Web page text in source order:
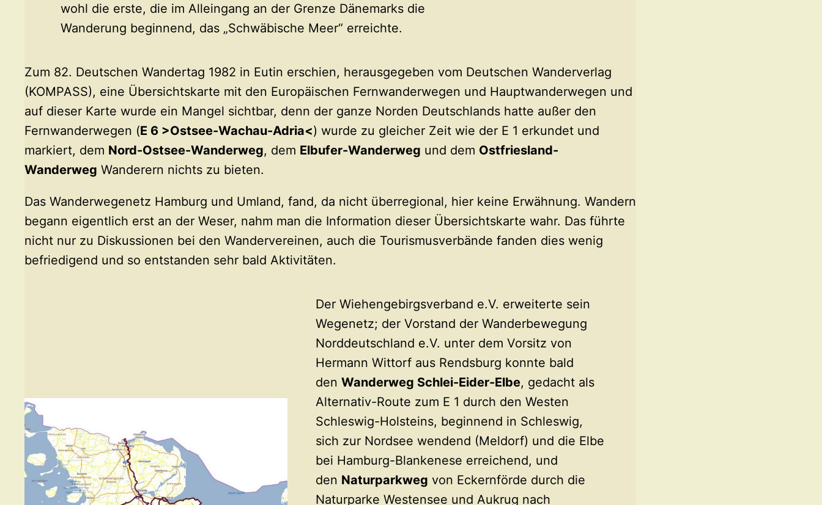
wohl die erste, die im Alleingang an der Grenze Dänemarks die
Wanderung beginnend, das „Schwäbische Meer“ erreichte.
Zum 82. Deutschen Wandertag 1982 in Eutin erschien, herausgegeben vom Deutschen Wanderverlag
(KOMPASS), eine Übersichtskarte mit den Europäischen Fernwanderwegen und Hauptwanderwegen und
auf dieser Karte wurde ein Mangel sichtbar, denn der ganze Norden Deutschlands hatte außer den
Fernwanderwegen (E 6 >Ostsee-Wachau-Adria<) wurde zu gleicher Zeit wie der E 1 erkundet und
markiert, dem Nord-Ostsee-Wanderweg, dem Elbufer-Wanderweg und dem Ostfriesland-
Wanderweg Wanderern nichts zu bieten.
Das Wanderwegenetz Hamburg und Umland, fand, da nicht überregional, hier keine Erwähnung. Wandern
begann eigentlich erst an der Weser, nahm man die Information dieser Übersichtskarte wahr. Das führte
nicht nur zu Diskussionen bei den Wandervereinen, auch die Tourismusverbände fanden dies wenig
befriedigend und so entstanden sehr bald Aktivitäten.
Der Wiehengebirgsverband e.V. erweiterte sein
Wegenetz; der Vorstand der Wanderbewegung
Norddeutschland e.V. unter dem Vorsitz von
Hermann Wittorf aus Rendsburg konnte bald
den Wanderweg Schlei-Eider-Elbe, gedacht als
Alternativ-Route zum E 1 durch den Westen
Schleswig-Holsteins, beginnend in Schleswig,
sich zur Nordsee wendend (Meldorf) und die Elbe
bei Hamburg-Blankenese erreichend, und
den Naturparkweg von Eckernförde durch die
Naturparke Westensee und Aukrug nach